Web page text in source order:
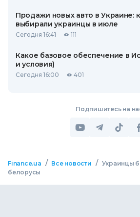
Продажи новых авто в Украине:
выбирали украинцы в июле
Сегодня 16:41 111
Какое базовое обеспечение в
и условия)
Сегодня 16:00 401
Подпишитесь на
Finance.ua / Все новости / Украинцы
белорусы